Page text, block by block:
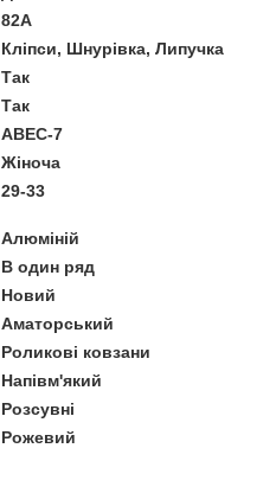
82А
Кліпси, Шнурівка, Липучка
Так
Так
ABEC-7
Жіноча
29-33
Алюміній
В один ряд
Новий
Аматорський
Роликові ковзани
Напівм'який
Розсувні
Рожевий